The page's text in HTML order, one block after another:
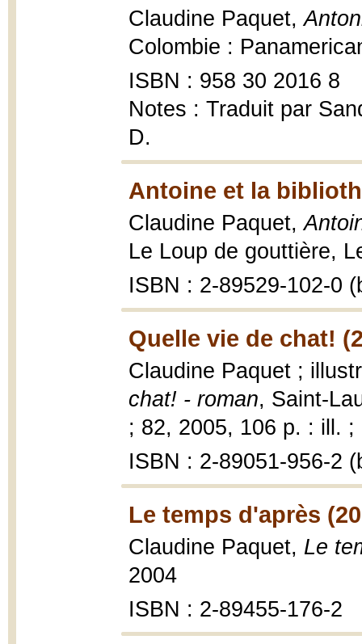
Claudine Paquet,
Colombie :
ISBN : 958 30 2016 8
Notes : Traduit par
D.
Antoine et la
Claudine Paquet,
Le Loup de gouttière,
ISBN : 2-89529-102-0
Quelle vie de chat!
Claudine Paquet ;
chat! - roman, Saint-
; 82, 2005, 106 p. : ill. ;
ISBN : 2-89051-956-2
Le temps d'après
Claudine Paquet, Le
2004
ISBN : 2-89455-176-2